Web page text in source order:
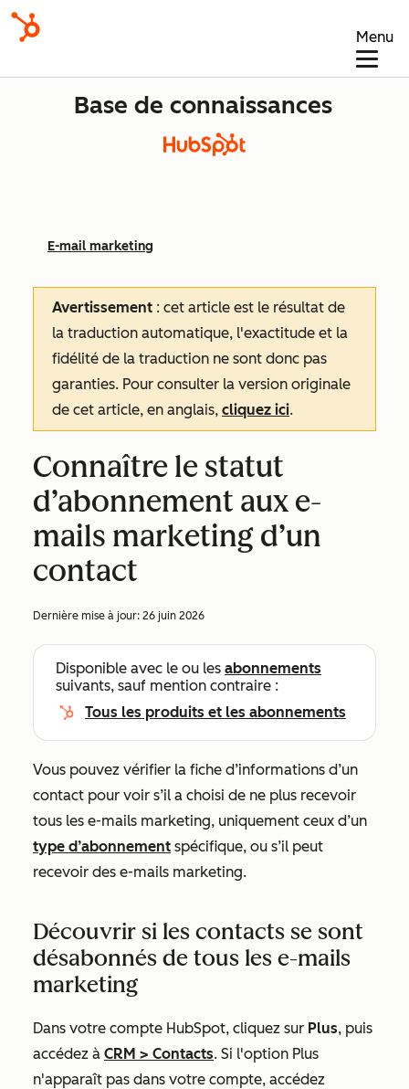
Menu
Base de connaissances
E-mail marketing
Avertissement : cet article est le résultat de
la traduction automatique, l'exactitude et la
fidélité de la traduction ne sont donc pas
garanties. Pour consulter la version originale
de cet article, en anglais, cliquez ici.
Connaître le statut
d’abonnement aux e-
mails marketing d’un
contact
Dernière mise à jour: 26 juin 2026
Disponible avec le ou les abonnements
suivants, sauf mention contraire :
Tous les produits et les abonnements
Vous pouvez vérifier la fiche d’informations d’un
contact pour voir s’il a choisi de ne plus recevoir
tous les e-mails marketing, uniquement ceux d’un
type d’abonnement spécifique, ou s’il peut
recevoir des e-mails marketing.
Découvrir si les contacts se sont
désabonnés de tous les e-mails
marketing
Dans votre compte HubSpot, cliquez sur Plus, puis
accédez à CRM > Contacts. Si l'option Plus
n'apparaît pas dans votre compte, accédez